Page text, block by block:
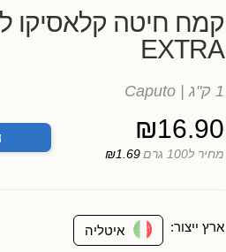
קמח חיטה קלאסיקו
EXTRA
1 ק"ג
₪16.90
מחיר ל100 גרם ₪1.69
ארץ ייצור: איטליה